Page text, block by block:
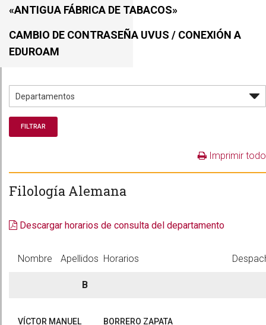
«ANTIGUA FÁBRICA DE TABACOS»
CAMBIO DE CONTRASEÑA UVUS / CONEXIÓN A
EDUROAM
Imprimir todo
Filología Alemana
Descargar horarios de consulta del departamento
Nombre Apellidos Horarios
B
VÍCTOR MANUEL BORRERO ZAPATA